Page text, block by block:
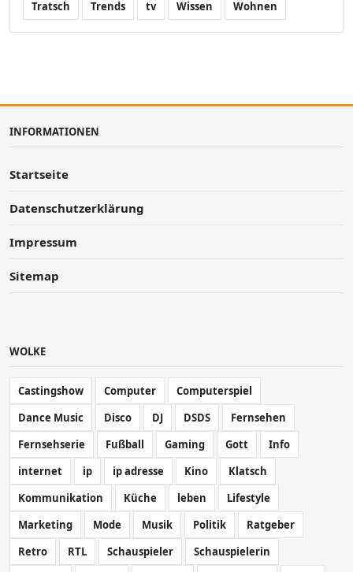
Tratsch
Trends tv Wissen Wohnen
INFORMATIONEN
Startseite
Datenschutzerklärung
Impressum
Sitemap
WOLKE
Castingshow Computer
Computerspiel
Dance Music
Disco DJ DSDS
Fernsehen
Fernsehserie
Fußball Gaming Gott
Info
internet
ip ip adresse Kino
Klatsch
Kommunikation
Küche leben
Lifestyle
Marketing
Mode Musik Politik
Ratgeber
Retro
RTL Schauspieler
Schauspielerin